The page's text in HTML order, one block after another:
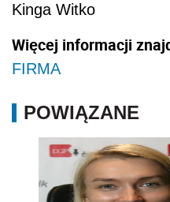
Kinga Witko
Więcej informacji
FIRMA
POWIĄZANE